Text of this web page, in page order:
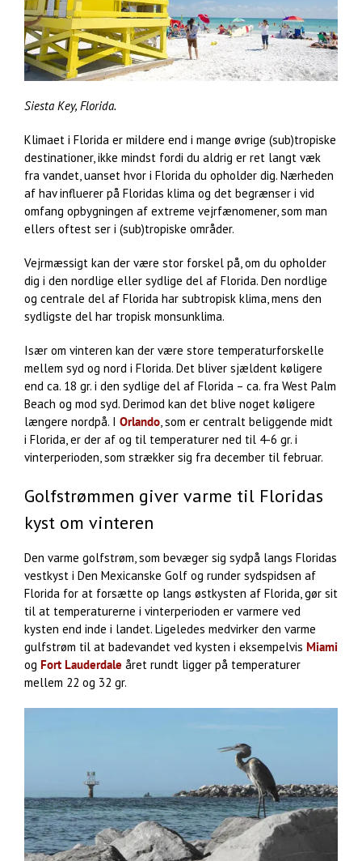
Siesta Key, Florida.
Klimaet i Florida er mildere end i mange øvrige (sub)tropiske
destinationer, ikke mindst fordi du aldrig er ret langt væk
fra vandet, uanset hvor i Florida du opholder dig. Nærheden
af hav influerer på Floridas klima og det begrænser i vid
omfang opbygningen af extreme vejrfænomener, som man
ellers oftest ser i (sub)tropiske områder.
Vejrmæssigt kan der være stor forskel på, om du opholder
dig i den nordlige eller sydlige del af Florida. Den nordlige
og centrale del af Florida har subtropisk klima, mens den
sydligste del har tropisk monsunklima.
Især om vinteren kan der være store temperaturforskelle
mellem syd og nord i Florida. Det bliver sjældent køligere
end ca. 18 gr. i den sydlige del af Florida – ca. fra West Palm
Beach og mod syd. Derimod kan det blive noget køligere
længere nordpå. I Orlando, som er centralt beliggende midt
i Florida, er der af og til temperaturer ned til 4-6 gr. i
vinterperioden, som strækker sig fra december til februar.
Golfstrømmen giver varme til Floridas
kyst om vinteren
Den varme golfstrøm, som bevæger sig sydpå langs Floridas
vestkyst i Den Mexicanske Golf og runder sydspidsen af
Florida for at forsætte op langs østkysten af Florida, gør sit
til at temperaturerne i vinterperioden er varmere ved
kysten end inde i landet. Ligeledes medvirker den varme
gulfstrøm til at badevandet ved kysten i eksempelvis Miami
og Fort Lauderdale året rundt ligger på temperaturer
mellem 22 og 32 gr.